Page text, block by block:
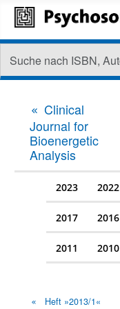
Clinical
Journal for
Bioenergetic
Analysis
2023 2022
2017 2016
2011 2010
Heft »2013/1«